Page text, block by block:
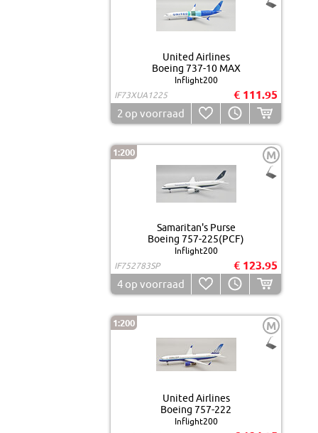
United Airlines
Boeing 737-10 MAX
Inflight200
IF73XUA1225
€ 111.95
2 op voorraad
1:200 M
Samaritan's Purse
Boeing 757-225(PCF)
Inflight200
IF752783SP
€ 123.95
4 op voorraad
1:200 M
United Airlines
Boeing 757-222
Inflight200